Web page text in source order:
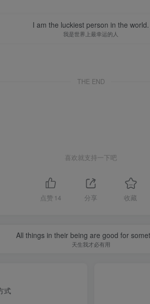
I am the luckiest person in the world.
我是世界上最幸运的人
THE END
喜欢就支持一下吧
点赞 14 分享 收藏
All things in their being are good for
天生我才必有用
式